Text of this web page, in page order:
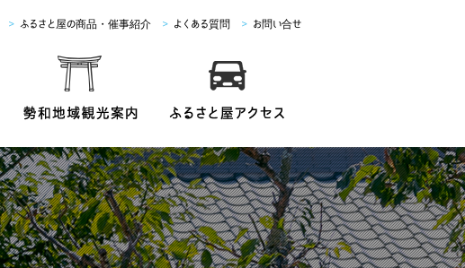
> ふるさと屋の商品・催事紹介 > よくある質問 > お問い合せ